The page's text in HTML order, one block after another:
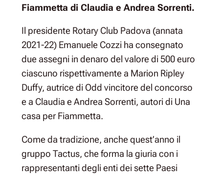
Fiammetta di Claudia e Andrea Sorrenti.
Il presidente Rotary Club Padova (annata
2021-22) Emanuele Cozzi ha consegnato
due assegni in denaro del valore di 500 euro
ciascuno rispettivamente a Marion Ripley
Duffy, autrice di Odd vincitore del concorso
e a Claudia e Andrea Sorrenti, autori di Una
casa per Fiammetta.
Come da tradizione, anche quest’anno il
gruppo Tactus, che forma la giuria con i
rappresentanti degli enti dei sette Paesi